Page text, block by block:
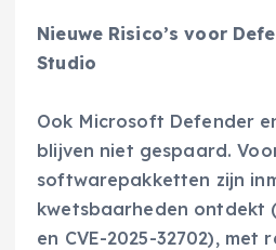
Nieuwe Risico’s voor
Studio
Ook Microsoft Defender
blijven niet gespaard.
softwarepakketten zijn
kwetsbaarheden ontdekt
en CVE-2025-32702), met